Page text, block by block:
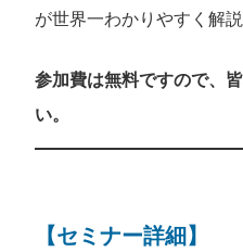
が世界一わかりやすく解
参加費は無料ですので、
い。
【セミナー詳細】